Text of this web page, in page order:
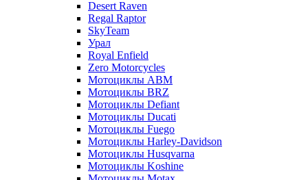
Desert Raven
Regal Raptor
SkyTeam
Урал
Royal Enfield
Zero Motorcycles
Мотоциклы ABM
Мотоциклы BRZ
Мотоциклы Defiant
Мотоциклы Ducati
Мотоциклы Fuego
Мотоциклы Harley-Davidson
Мотоциклы Husqvarna
Мотоциклы Koshine